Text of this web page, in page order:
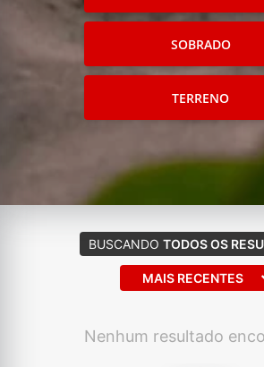
SOBRADO
TERRENO
BUSCANDO TODOS OS
MAIS RECENTES
Nenhum resultado